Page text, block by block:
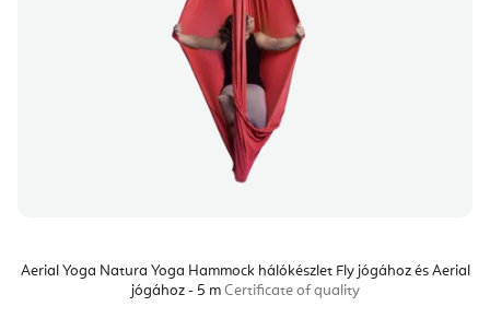
Aerial Yoga Natura Yoga Hammock hálókészlet Fly jógához és Aerial
jógához - 5 m Certificate of quality